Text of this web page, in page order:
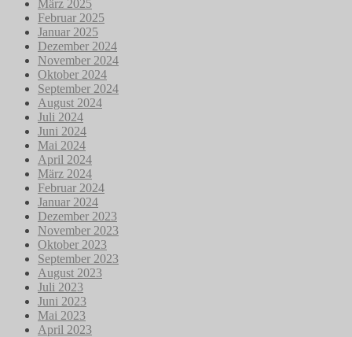
März 2025
Februar 2025
Januar 2025
Dezember 2024
November 2024
Oktober 2024
September 2024
August 2024
Juli 2024
Juni 2024
Mai 2024
April 2024
März 2024
Februar 2024
Januar 2024
Dezember 2023
November 2023
Oktober 2023
September 2023
August 2023
Juli 2023
Juni 2023
Mai 2023
April 2023